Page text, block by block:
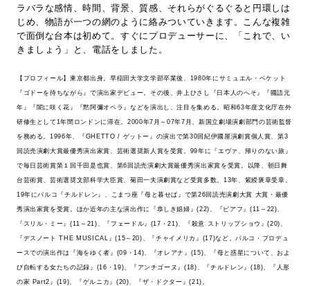
ラバラな感情、時間、背景、質感、それらがぐるぐると円環しは
じめ、物語が一つの網のように絡みついていきます。こんな複雑
で面倒な台本は初めて。すぐにプロデューサーに、「これで、い
きましょう」と、電話をしました。
【プロフィール】東京都出身。早稲田大学文学部卒業後、1980年にサミュエル・ベケット
『ゴドーを待ちながら』で演出家デビュー。その後、井上ひさし『日本人のへそ』『國語元
年』『闇に咲く花』『黙阿彌オペラ』などを演出し、注目を集める。昭和63年度文化庁在外
研修生として1年間ロンドンに滞在。2000年7月～07年7月、新国立劇場演劇部門の芸術監督
を務める。1996年、『GHETTO / ゲットー』の演出で第30回紀伊國屋演劇賞個人賞、第3
回読売演劇大賞最優秀演出家賞、芸術選奨新人賞を受賞。99年に『エヴァ、帰りのない旅』
で毎日芸術賞第１回千田是也賞、第6回読売演劇大賞最優秀演出家賞を受賞。以降、朝日舞
台芸術賞、芸術選奨文部科学大臣賞、菊田一夫演劇賞など受賞多数。13年、紫綬褒章受章。
19年にパルコ『チルドレン』、こまつ座『母と暮せば』で第26回読売演劇大賞 大賞・最優
秀演出家賞を受賞。ほか近年の主な演出作に『恭しき娼婦』(22)、『ピアフ』(11～22)、
『スリル・ミー』(11～21)、『フェードル』(17・21)、『殺意 ストリップショウ』(20)、
『デスノート THE MUSICAL』(15～20)、『チャイメリカ』(17)など。パルコ・プロデュ
ースでの演出作は『海をゆく者』(09・14)、『オレアナ』(15)、『母と惑星について、およ
び自転する女たちの記録』(16・19)、『アンチゴーヌ』(18)、『チルドレン』(18)、『人形
の家 Part2』(19)、『ゲルニカ』(20)、『ザ・ドクター』(21)。